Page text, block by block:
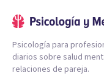
Psicología para
diarios sobre salud
relaciones de pareja.